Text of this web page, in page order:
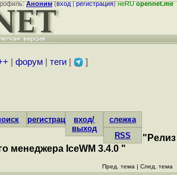
Аноним(вход|регистрация)неRUopennet.me
форум| теги| ]
регистрациявход/
выход
слежка
RSS
"Релиз
менеджера IceWM 3.4.0 "
Пред. тема | След. тема